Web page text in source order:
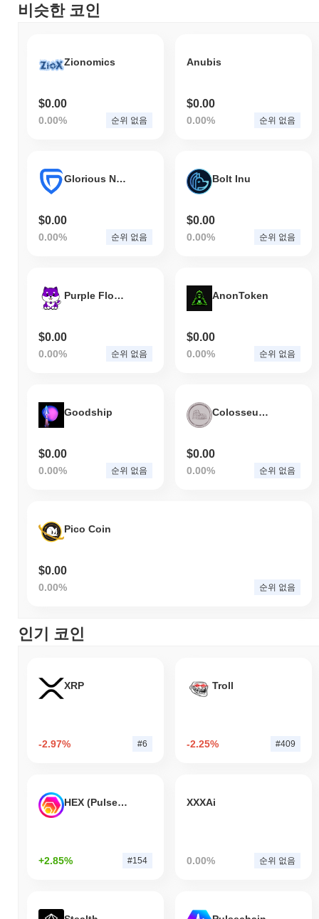
비슷한 코인
Zionomics
$0.00
0.00% 순위 없음
Anubis
$0.00
0.00% 순위 없음
Glorious Network
$0.00
0.00% 순위 없음
Bolt Inu
$0.00
0.00% 순위 없음
Purple Floki Inu
$0.00
0.00% 순위 없음
AnonToken
$0.00
0.00% 순위 없음
Goodship
$0.00
0.00% 순위 없음
Colosseum Coin
$0.00
0.00% 순위 없음
Pico Coin
$0.00
0.00% 순위 없음
인기 코인
XRP
-2.97% #6
Troll
-2.25% #409
HEX (Pulsechain)
+2.85% #154
XXXAi
0.00% 순위 없음